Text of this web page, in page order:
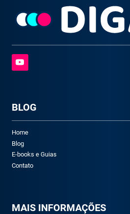
BLOG
Home
Blog
E-books e Guias
Contato
MAIS INFORMAÇÕES